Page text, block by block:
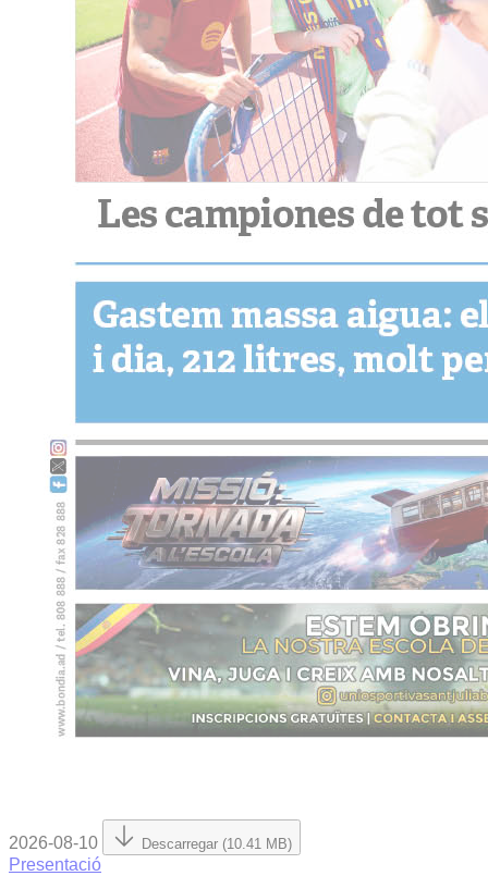
2026-08-10 Descarregar (10.41 MB)
Presentació